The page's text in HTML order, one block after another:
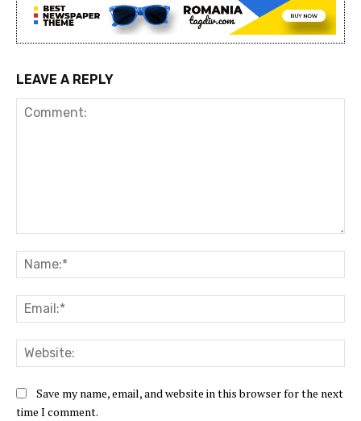
LEAVE A REPLY
Save my name, email, and website in this browser for the next
time I comment.